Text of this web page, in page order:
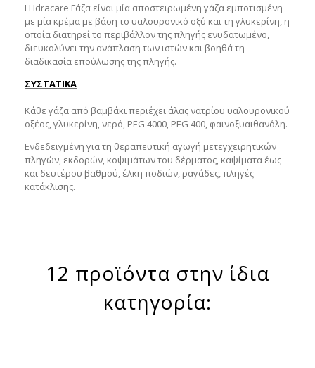
Η Idracare Γάζα είναι μία αποστειρωμένη γάζα εμποτισμένη
με μία κρέμα με βάση το υαλουρονικό οξύ και τη γλυκερίνη, η
οποία διατηρεί το περιβάλλον της πληγής ενυδατωμένο,
διευκολύνει την ανάπλαση των ιστών και βοηθά τη
διαδικασία επούλωσης της πληγής.
ΣΥΣΤΑΤΙΚΑ
Κάθε γάζα από βαμβάκι περιέχει άλας νατρίου υαλουρονικού
οξέος, γλυκερίνη, νερό, PEG 4000, PEG 400, φαινοξυαιθανόλη.
Ενδεδειγμένη για τη θεραπευτική αγωγή μετεγχειρητικών
πληγών, εκδορών, κοψιμάτων του δέρματος, καψίματα έως
και δευτέρου βαθμού, έλκη ποδιών, ραγάδες, πληγές
κατάκλισης.
12 προϊόντα στην ίδια
κατηγορία: